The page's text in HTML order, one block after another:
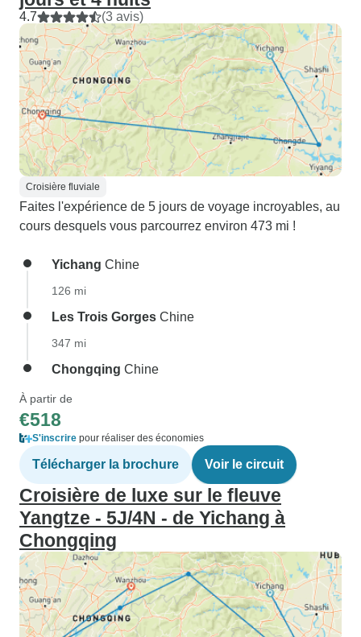
4.7 (3 avis)
Croisière fluviale
Faites l'expérience de 5 jours de voyage incroyables, au
cours desquels vous parcourrez environ 473 mi !
Yichang Chine
126 mi
Les Trois Gorges Chine
347 mi
Chongqing Chine
À partir de
€518
S'inscrire pour réaliser des économies
Télécharger la brochure Voir le circuit
Croisière de luxe sur le fleuve
Yangtze - 5J/4N - de Yichang à
Chongqing